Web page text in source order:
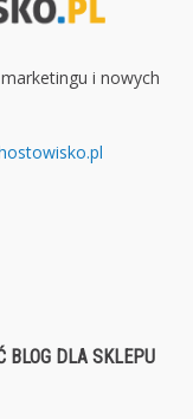
i nowych
BLOG DLA SKLEPU